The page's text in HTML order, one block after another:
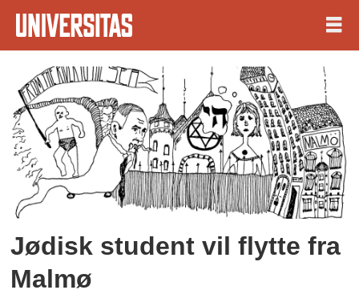
Tag:
sara
Jødisk student vil flytte fra
Malmø